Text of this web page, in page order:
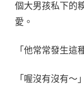
個大男孩私下的
愛。
「他常常發生這
「喔沒有沒有